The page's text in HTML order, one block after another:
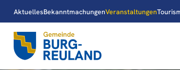
AktuellesBekanntmachungenVeranstaltungen